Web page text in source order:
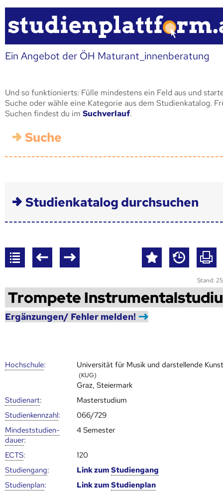
Ein Angebot der ÖH Maturant_innenberatung
Und so funktionierts: Fülle mindestens ein Feld aus und
Suche oder wähle eine Kategorie aus dem Studienkatalog.
Suchen findest du im Suchverlauf.
Suche
Studienkatalog durchsuchen
Stand:
Trompete
Ergänzungen/ Fehler melden!
Hoch­schule: Universität für Musik und darstellende
(KUG)
Graz, Steiermark
Studienart:
Masterstudium
Studien­kenn­zahl:
066/729
Mindest­studien­
dauer:
4 Semester
ECTS:
120
Studien­gang: Link zumStudien­gang
Studien­plan: Link zumStudien­plan